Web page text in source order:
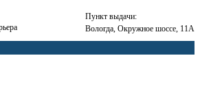
Пункт выдачи:
Вологда, Окружное шоссе, 11А